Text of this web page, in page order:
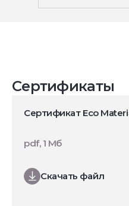
Сертификаты
Сертификат Eco
Скачать файл
pdf, 1 Мб